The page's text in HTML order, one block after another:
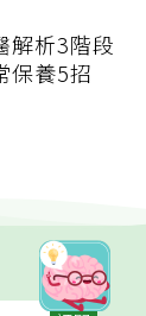
解析3階段
保養5招